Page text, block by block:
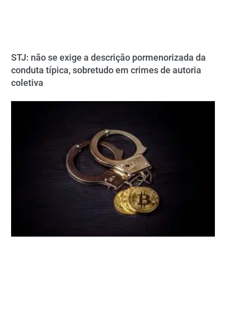
STJ: não se exige a descrição pormenorizada da
conduta típica, sobretudo em crimes de autoria
coletiva